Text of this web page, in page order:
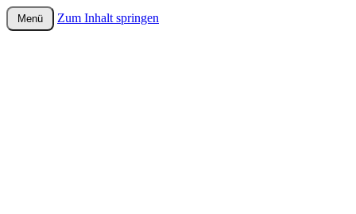
wurster-cartoon-blog.de
Menü Zum Inhalt springen